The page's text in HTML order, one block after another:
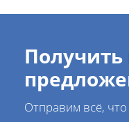
Отправим всё,